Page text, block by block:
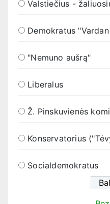
Valstiečius -
Demokratus
"Nemuno aušrą"
Liberalus
Ž. Pinskuvienės
Konservatorius
Socialdemokratus